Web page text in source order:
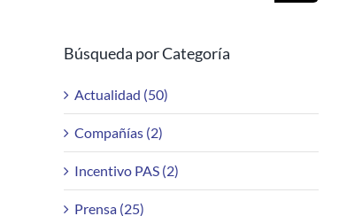
Búsqueda por Categoría
Actualidad (50)
Compañías (2)
Incentivo PAS (2)
Prensa (25)